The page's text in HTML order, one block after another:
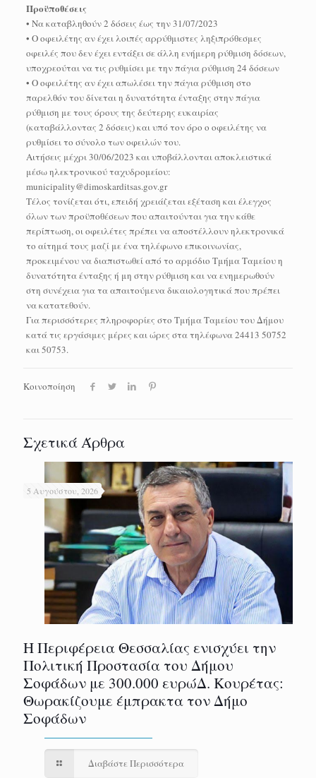
Προϋποθέσεις
• Να καταβληθούν 2 δόσεις έως την 31/07/2023
• Ο οφειλέτης αν έχει λοιπές αρρύθμιστες ληξιπρόθεσμες
οφειλές που δεν έχει εντάξει σε άλλη ενήμερη ρύθμιση δόσεων,
υποχρεούται να τις ρυθμίσει με την πάγια ρύθμιση 24 δόσεων
• Ο οφειλέτης αν έχει απωλέσει την πάγια ρύθμιση στο
παρελθόν του δίνεται η δυνατότητα ένταξης στην πάγια
ρύθμιση με τους όρους της δεύτερης ευκαιρίας
(καταβάλλοντας 2 δόσεις) και υπό τον όρο ο οφειλέτης να
ρυθμίσει το σύνολο των οφειλών του.
Αιτήσεις μέχρι 30/06/2023 και υποβάλλονται αποκλειστικά
μέσω ηλεκτρονικού ταχυδρομείου:
municipality@dimoskarditsas.gov.gr
Τέλος τονίζεται ότι, επειδή χρειάζεται εξέταση και έλεγχος
όλων των προϋποθέσεων που απαιτούνται για την κάθε
περίπτωση, οι οφειλέτες πρέπει να αποστέλλουν ηλεκτρονικά
το αίτημά τους μαζί με ένα τηλέφωνο επικοινωνίας,
προκειμένου να διαπιστωθεί από το αρμόδιο Τμήμα Ταμείου η
δυνατότητα ένταξης ή μη στην ρύθμιση και να ενημερωθούν
στη συνέχεια για τα απαιτούμενα δικαιολογητικά που πρέπει
να κατατεθούν.
Για περισσότερες πληροφορίες στο Τμήμα Ταμείου του Δήμου
κατά τις εργάσιμες μέρες και ώρες στα τηλέφωνα 24413 50752
και 50753.
Κοινοποίηση
Σχετικά Άρθρα
5 Αυγούστου, 2026
Η Περιφέρεια Θεσσαλίας ενισχύει την
Πολιτική Προστασία του Δήμου
Σοφάδων με 300.000 ευρώΔ. Κουρέτας:
Θωρακίζουμε έμπρακτα τον Δήμο
Σοφάδων
Διαβάστε Περισσότερα